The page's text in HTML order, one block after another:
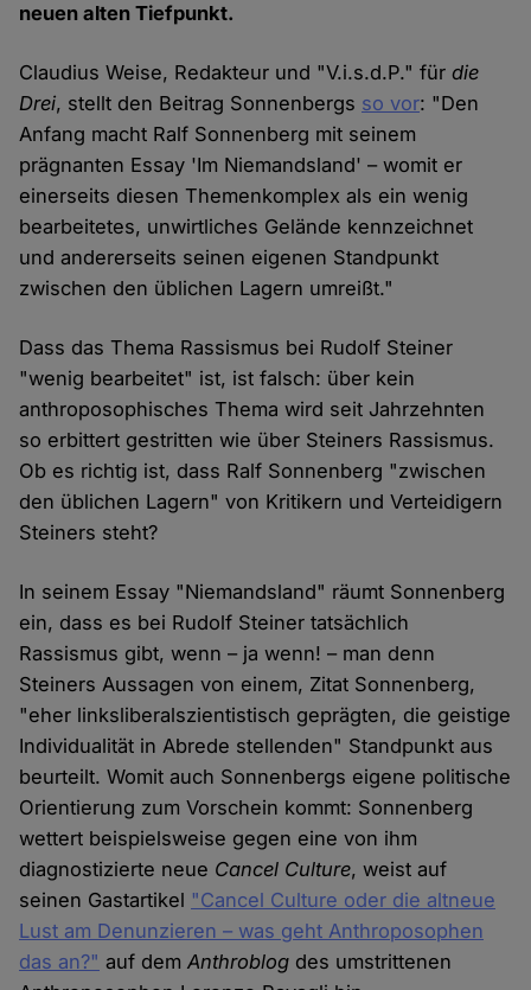
neuen alten Tiefpunkt.
Claudius Weise, Redakteur und "V.i.s.d.P." fürdie
Drei, stellt den Beitrag Sonnenbergs so vor: "Den
Anfang macht Ralf Sonnenberg mit seinem
prägnanten Essay 'Im Niemandsland' – womit er
einerseits diesen Themenkomplex als ein wenig
bearbeitetes, unwirtliches Gelände kennzeichnet
und andererseits seinen eigenen Standpunkt
zwischen den üblichen Lagern umreißt."
Dass das Thema Rassismus bei Rudolf Steiner
"wenig bearbeitet" ist, ist falsch: über kein
anthroposophisches Thema wird seit Jahrzehnten
so erbittert gestritten wie über Steiners Rassismus.
Ob es richtig ist, dass Ralf Sonnenberg "zwischen
den üblichen Lagern" von Kritikern und Verteidigern
Steiners steht?
In seinem Essay "Niemandsland" räumt Sonnenberg
ein, dass es bei Rudolf Steiner tatsächlich
Rassismus gibt, wenn – ja wenn! – man denn
Steiners Aussagen von einem, Zitat Sonnenberg,
"eher linksliberal­szien­tistisch geprägten, die geistige
Individualität in Abrede stel­lenden" Standpunkt aus
beurteilt. Womit auch Sonnenbergs eigene politische
Orientierung zum Vorschein kommt: Sonnenberg
wettert beispielsweise gegen eine von ihm
diagnostizierte neue Cancel Culture, weist auf
seinen Gastartikel "Cancel Culture oder die altneue
Lust am Denunzieren – was geht Anthroposophen
das an?" auf demAnthroblog des umstrittenen